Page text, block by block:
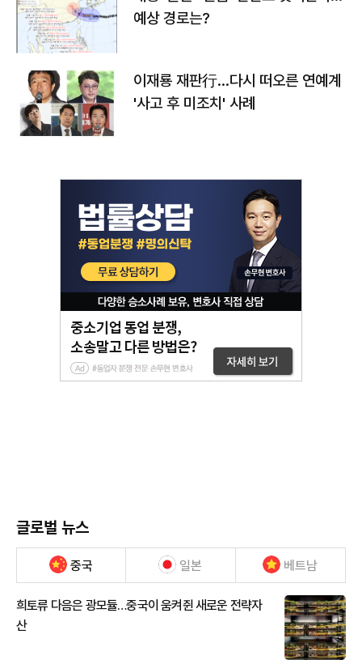
예상 경로는?
이재룡 재판行…다시 떠오른 연예계
'사고 후 미조치' 사례
글로벌 뉴스
중국 일본 베트남
희토류 다음은 광모듈…중국이 움켜쥔 새로운 전략자
산